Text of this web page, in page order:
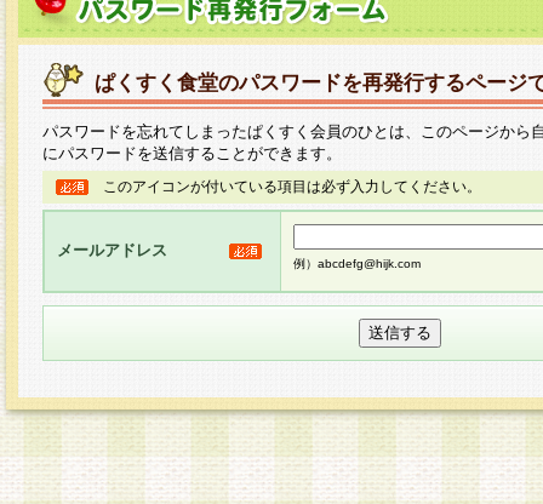
ぱくすく食堂のパスワードを再発行するページ
パスワードを忘れてしまったぱくすく会員のひとは、このページから
にパスワードを送信することができます。
このアイコンが付いている項目は必ず入力してください。
メールアドレス
例）abcdefg@hijk.com